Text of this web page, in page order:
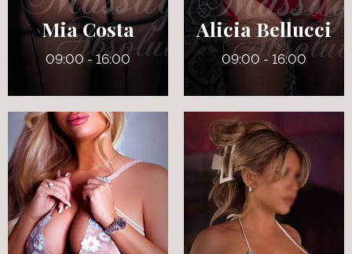
Mia Costa
09:00 - 16:00
Alicia Bellucci
09:00 - 16:00